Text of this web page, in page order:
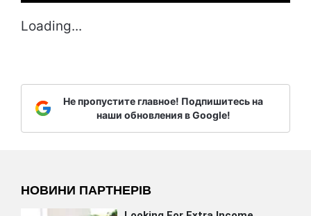
Loading...
Не пропустите главное! Подпишитесь на
наши обновления в Google!